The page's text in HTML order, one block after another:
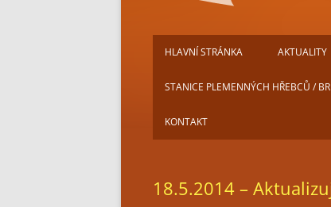
HLAVNÍ STRÁNKA AKTUALITY
STANICE PLEMENNÝCH HŘEBCŮ /
KONTAKT
18.5.2014 –